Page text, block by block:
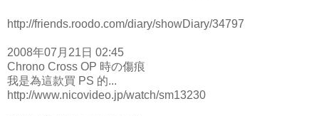
http://friends.roodo.com/diary/showDiary/34797
2008年07月21日 02:45
Chrono Cross OP 時の傷痕
我是為這款買 PS 的...
http://www.nicovideo.jp/watch/sm13230